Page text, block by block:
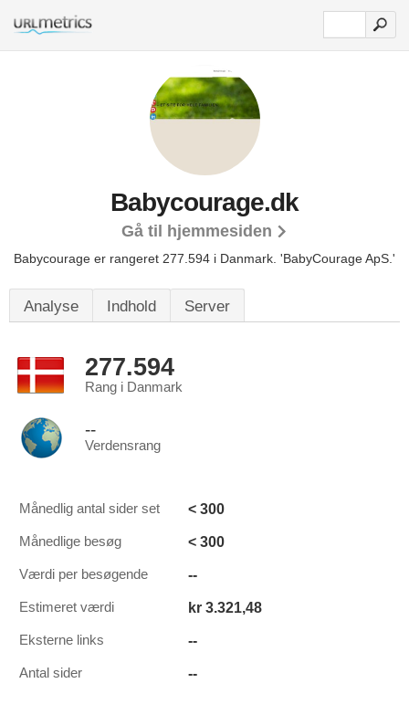
Babycourage.dk
Gå til hjemmesiden
Babycourage er rangeret 277.594 i Danmark. 'BabyCourage ApS.'
Analyse Indhold Server
277.594
Rang i Danmark
--
Verdensrang
Månedlig antal sider set < 300
Månedlige besøg < 300
Værdi per besøgende --
Estimeret værdi kr 3.321,48
Eksterne links --
Antal sider --